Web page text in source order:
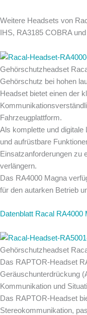
Weitere Headsets von
IHS, RA3185 COBRA
Gehörschutzheadset
Gehörschutz bei hohen
Headset bietet einen der
Fahrzeugplattform.
Als komplette und digitale
und aufrüstbare
Einsatzanforderungen zu
verlängern.
Das RA4000 Magna
für den autarken Betrieb
Datenblatt Racal RA4000
Gehörschutzheadset
Das RAPTOR-Headset
Geräuschunterdrückung
Kommunikation und
Das RAPTOR-Headset
Stereokommunikation,